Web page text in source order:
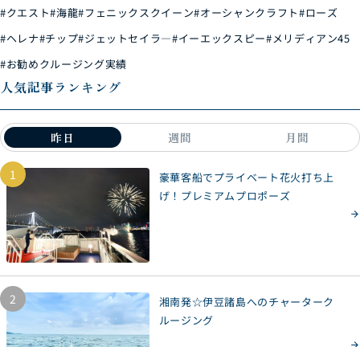
#クエスト#海龍#フェニックスクイーン#オーシャンクラフト#ローズ
#ヘレナ#チップ#ジェットセイラ―#イーエックスピー#メリディアン45
#お勧めクルージング実績
人気記事ランキング
昨日 週間 月間
1
豪華客船でプライベート花火打ち上
げ！プレミアムプロポーズ
2
湘南発☆伊豆諸島へのチャーターク
ルージング